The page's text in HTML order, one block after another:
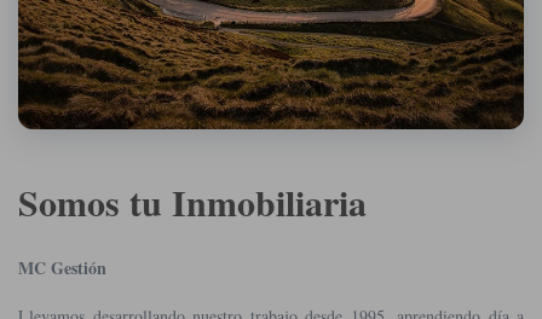
Somos tu Inmobiliaria
MC Gestión